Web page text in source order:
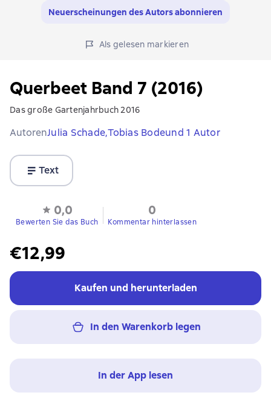
Neuerscheinungen des Autors abonnieren
Als gelesen markieren
Querbeet Band 7 (2016)
Das große Gartenjahrbuch 2016
AutorenJulia Schade,Tobias Bodeund 1 Autor
Text
0,0
Bewerten Sie das Buch
0
Kommentar hinterlassen
€12,99
Kaufen und herunterladen
In den Warenkorb legen
In der App lesen